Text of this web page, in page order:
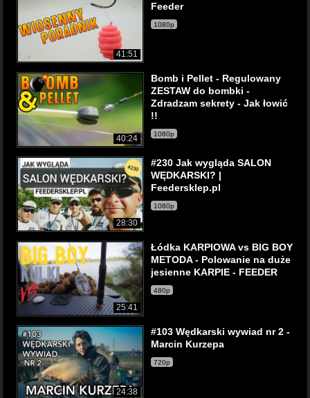
41:51
Feeder
1080p
40:24
Bomb i Pellet - Regulowany
ZESTAW do bombki -
Zdradzam sekrety - Jak łowić
!!
1080p
28:30
#230 Jak wygląda SALON
WĘDKARSKI? |
Feedersklep.pl
1080p
25:41
Łódka KARPIOWA vs BIG BOY
METODA - Polowanie na duże
jesienne KARPIE - FEEDER
480p
24:38
#103 Wędkarski wywiad nr 2 -
Marcin Kurzepa
720p